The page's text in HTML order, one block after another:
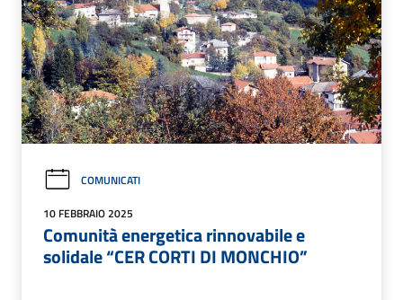
COMUNICATI
10 FEBBRAIO 2025
Comunità energetica rinnovabile e
solidale “CER CORTI DI MONCHIO”